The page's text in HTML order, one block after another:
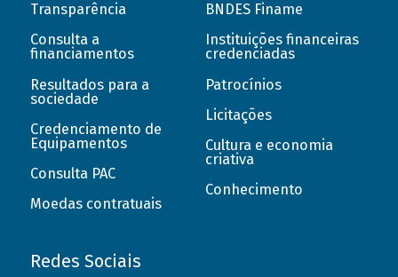
Transparência
Consulta a
financiamentos
Resultados para a
sociedade
Credenciamento de
Equipamentos
Consulta PAC
Moedas contratuais
BNDES Finame
Instituições financeiras
credenciadas
Patrocínios
Licitações
Cultura e economia
criativa
Conhecimento
Redes Sociais